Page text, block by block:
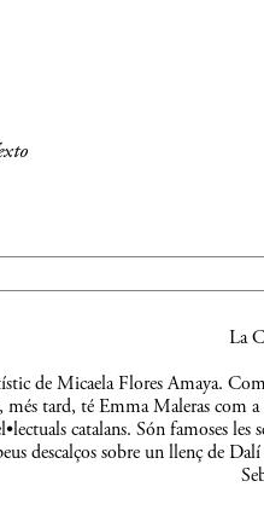
La
de Micaela Flores Amaya.
més tard, té Emma Maleras com
catalans. Són famoses
descalços sobre un llenç de